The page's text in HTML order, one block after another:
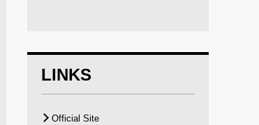
LINKS
Official Site